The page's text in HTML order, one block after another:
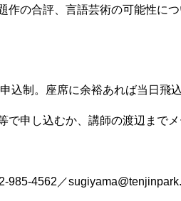
作の合評、言語芸術の可能性に
込制。座席に余裕あれば当日飛
で申し込むか、講師の渡辺まで
4562／